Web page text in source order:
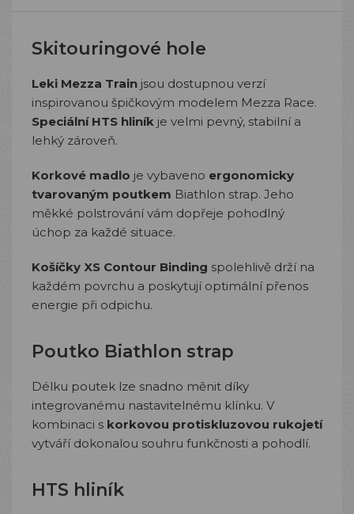
Skitouringové hole
Leki Mezza Train jsou dostupnou verzí
inspirovanou špičkovým modelem Mezza Race.
Speciální HTS hliník je velmi pevný, stabilní a
lehký zároveň.
Korkové madlo je vybaveno ergonomicky
tvarovaným poutkem Biathlon strap. Jeho
měkké polstrování vám dopřeje pohodlný
úchop za každé situace.
Košíčky XS Contour Binding spolehlivě drží na
každém povrchu a poskytují optimální přenos
energie při odpichu.
Poutko Biathlon strap
Délku poutek lze snadno měnit díky
integrovanému nastavitelnému klínku. V
kombinaci s korkovou protiskluzovou rukojetí
vytváří dokonalou souhru funkčnosti a pohodlí.
HTS hliník